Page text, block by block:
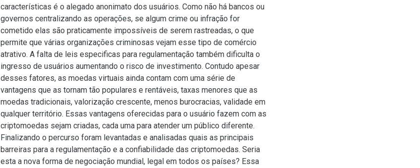
características é o alegado anonimato dos usuários. Como não há bancos ou
governos centralizando as operações, se algum crime ou infração for
cometido elas são praticamente impossíveis de serem rastreadas, o que
permite que várias organizações criminosas vejam esse tipo de comércio
atrativo. A falta de leis especificas para regulamentação também dificulta o
ingresso de usuários aumentando o risco de investimento. Contudo apesar
desses fatores, as moedas virtuais ainda contam com uma série de
vantagens que as tornam tão populares e rentáveis, taxas menores que as
moedas tradicionais, valorização crescente, menos burocracias, validade em
qualquer território. Essas vantagens oferecidas para o usuário fazem com as
criptomoedas sejam criadas, cada uma para atender um público diferente.
Finalizando o percurso foram levantadas e analisadas quais as principais
barreiras para a regulamentação e a confiabilidade das criptomoedas. Seria
esta a nova forma de negociação mundial, legal em todos os países? Essa